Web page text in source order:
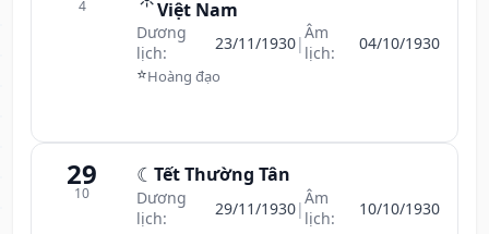
4
Việt Nam
Dương
lịch:
23/11/1930|Âm
lịch:
04/10/1930
⭐Hoàng đạo
29
10
☾ Tết Thường Tân
Dương
lịch:
29/11/1930|Âm
lịch:
10/10/1930